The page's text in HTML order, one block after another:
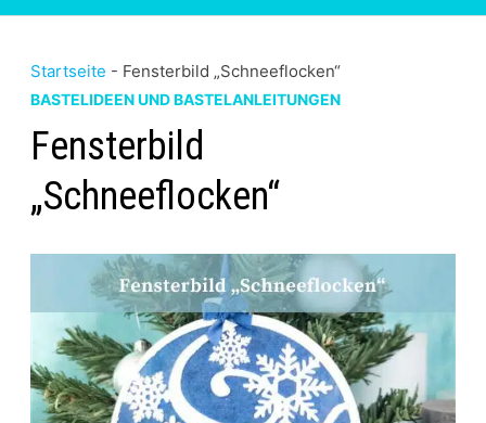
Startseite - Fensterbild „Schneeflocken“
BASTELIDEEN UND BASTELANLEITUNGEN
Fensterbild
„Schneeflocken“